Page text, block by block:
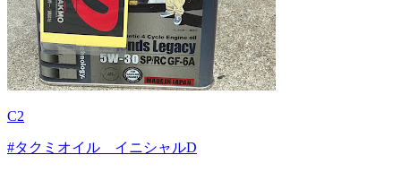
C2
#タクミオイル イニシャルD